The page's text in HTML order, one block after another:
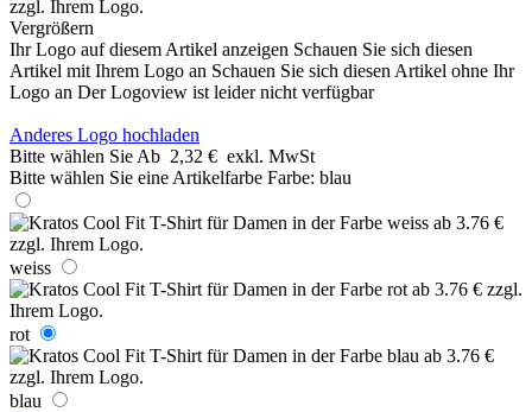
Vergrößern
Ihr Logo auf diesem Artikel anzeigen Schauen Sie sich diesen
Artikel mit Ihrem Logo an Schauen Sie sich diesen Artikel ohne Ihr
Logo an Der Logoview ist leider nicht verfügbar
Anderes Logo hochladen
Bitte wählen Sie Ab 2,32 € exkl. MwSt
Bitte wählen Sie eine Artikelfarbe Farbe: blau
weiss
rot
blau